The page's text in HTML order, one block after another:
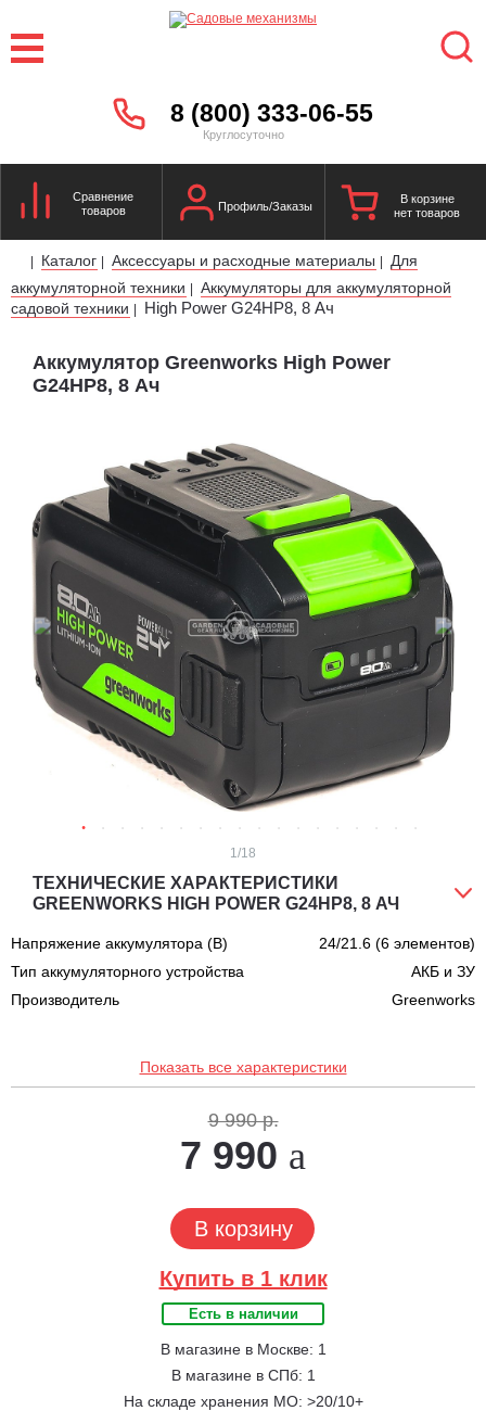
8 (800) 333-06-55
Круглосуточно
Сравнение
товаров
Профиль/Заказы
В корзине
нет товаров
| Каталог | Аксессуары и расходные материалы |
Для
аккумуляторной техники | Аккумуляторы для аккумуляторной
садовой техники | High Power G24HP8, 8 Ач
Аккумулятор Greenworks High Power
G24HP8, 8 Ач
1 /18
ТЕХНИЧЕСКИЕ ХАРАКТЕРИСТИКИ
GREENWORKS HIGH POWER G24HP8, 8 АЧ
Напряжение аккумулятора (В)
24/21.6 (6 элементов)
Тип аккумуляторного устройства
АКБ и ЗУ
Производитель
Greenworks
Показать все характеристики
9 990 р.
7 990
В корзину
Купить в 1 клик
Есть в наличии
В магазине в Москве: 1
В магазине в СПб: 1
На складе хранения МО: >20/10+